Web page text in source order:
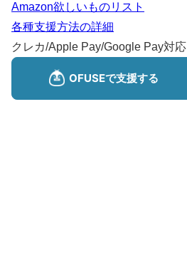
Amazon欲しいものリスト
各種支援方法の詳細
クレカ/Apple Pay/Google Pay対応